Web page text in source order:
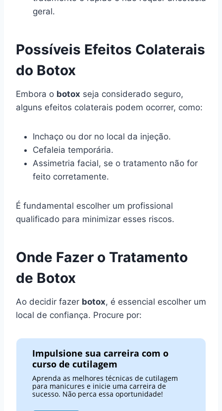
geral.
Possíveis Efeitos Colaterais
do Botox
Embora o botox seja considerado seguro,
alguns efeitos colaterais podem ocorrer, como:
Inchaço ou dor no local da injeção.
Cefaleia temporária.
Assimetria facial, se o tratamento não for
feito corretamente.
É fundamental escolher um profissional
qualificado para minimizar esses riscos.
Onde Fazer o Tratamento
de Botox
Ao decidir fazer botox, é essencial escolher um
local de confiança. Procure por:
Impulsione sua carreira com o
curso de cutilagem
Aprenda as melhores técnicas de cutilagem
para manicures e inicie uma carreira de
sucesso. Não perca essa oportunidade!